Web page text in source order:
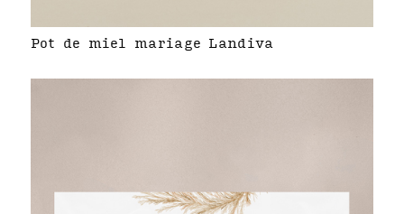
Pot de miel mariage Landiva